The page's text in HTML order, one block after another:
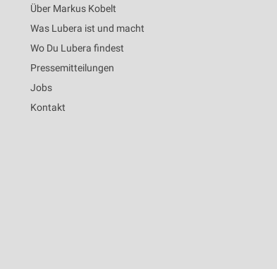
Über Markus Kobelt
Was Lubera ist und macht
Wo Du Lubera findest
Pressemitteilungen
Jobs
Kontakt